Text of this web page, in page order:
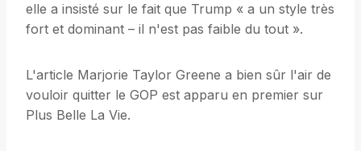
elle a insisté sur le fait que Trump « a un style très
fort et dominant – il n'est pas faible du tout ».
L'article Marjorie Taylor Greene a bien sûr l'air de
vouloir quitter le GOP est apparu en premier sur
Plus Belle La Vie.